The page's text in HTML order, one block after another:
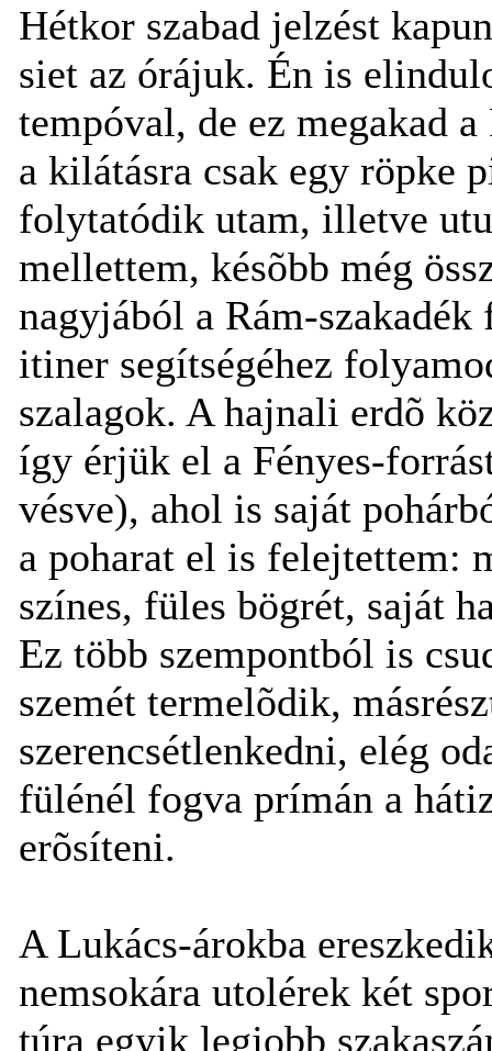
Hétkor szabad jelzést
siet az órájuk. Én is
tempóval, de ez megakad
a kilátásra csak egy röpke
folytatódik utam, illetve
mellettem, késõbb még
nagyjából a Rám-
itiner segítségéhez
szalagok. A hajnali erdõ
így érjük el a Fényes-
vésve), ahol is saját
a poharat el is felejtettem:
színes, füles bögrét, saját
Ez több szempontból is
szemét termelõdik,
szerencsétlenkedni, elég
fülénél fogva prímán a
erõsíteni.
A Lukács-árokba
nemsokára utolérek két
túra egyik legjobb